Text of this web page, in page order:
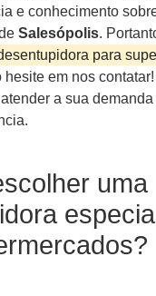
e conhecimento
Salesópolis.
para
hesite em nos
a sua
uma